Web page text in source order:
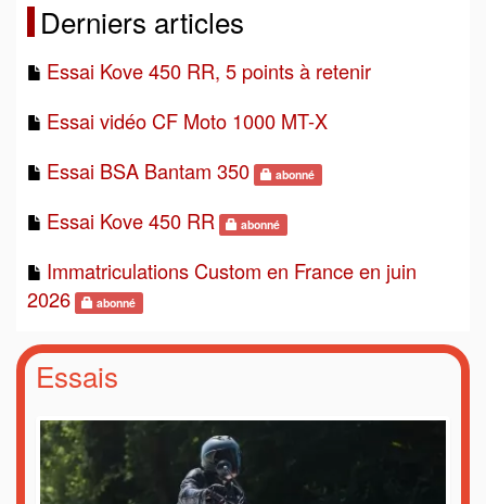
Derniers articles
Essai Kove 450 RR, 5 points à retenir
Essai vidéo CF Moto 1000 MT-X
Essai BSA Bantam 350
abonné
Essai Kove 450 RR abonné
Immatriculations Custom en France en juin
2026
abonné
Essais